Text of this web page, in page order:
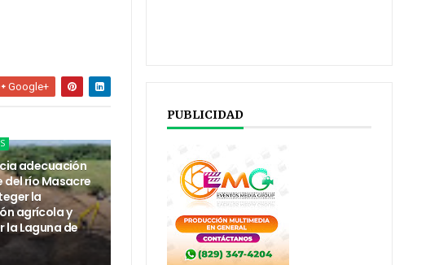
Google+
adecuación
del río Masacre
la
agrícola y
la Laguna de
PUBLICIDAD